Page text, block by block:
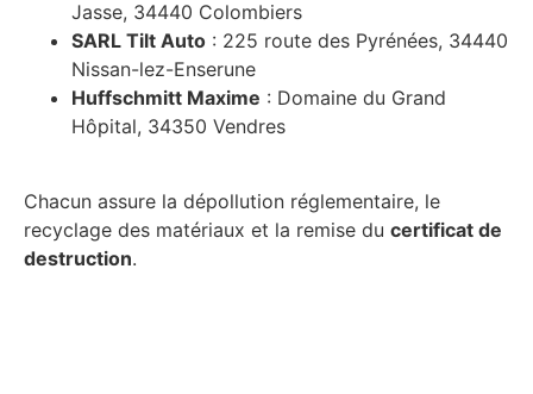
Jasse, 34440 Colombiers
SARL Tilt Auto : 225 route des Pyrénées, 34440
Nissan-lez-Enserune
Huffschmitt Maxime : Domaine du Grand
Hôpital, 34350 Vendres
Chacun assure la dépollution réglementaire, le
recyclage des matériaux et la remise du certificat de
destruction.